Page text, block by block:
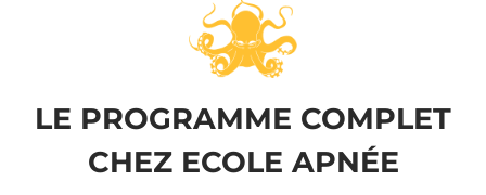
LE PROGRAMME COMPLET
CHEZ ECOLE APNÉE